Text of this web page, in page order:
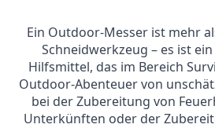
Ein Outdoor-Messer ist mehr
Schneidwerkzeug – es ist
Hilfsmittel, das im Bereich
Outdoor-Abenteuer von
bei der Zubereitung von
Unterkünften oder der